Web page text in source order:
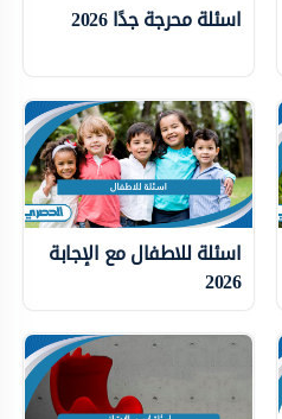
اسئلة محرجة جدًا 2026
اسئلة للاطفال مع الإجابة
2026